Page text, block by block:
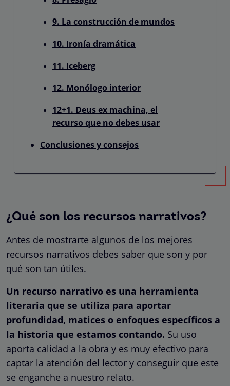
9. La construcción de mundos
10. Ironía dramática
11. Iceberg
12. Monólogo interior
12+1. Deus ex machina, el
recurso que no debes usar
Conclusiones y consejos
¿Qué son los recursos narrativos?
Antes de mostrarte algunos de los mejores
recursos narrativos debes saber que son y por
qué son tan útiles.
Un recurso narrativo es una herramienta
literaria que se utiliza para aportar
profundidad, matices o enfoques específicos a
la historia que estamos contando. Su uso
aporta calidad a la obra y es muy efectivo para
captar la atención del lector y conseguir que este
se enganche a nuestro relato.